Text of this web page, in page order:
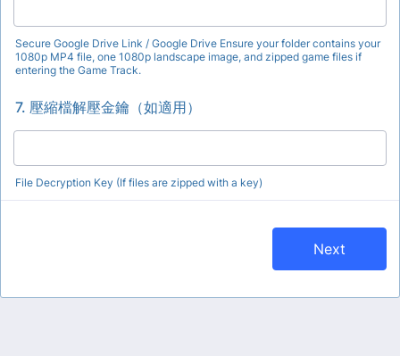
Secure Google Drive Link / Google Drive Ensure your folder contains your
1080p MP4 file, one 1080p landscape image, and zipped game files if
entering the Game Track.
7. 壓縮檔解壓金鑰（如適用）
File Decryption Key (If files are zipped with a key)
Next